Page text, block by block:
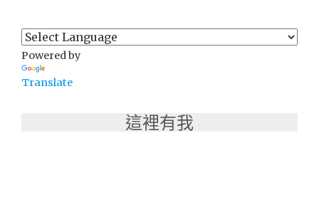
Powered by
Translate
這裡有我